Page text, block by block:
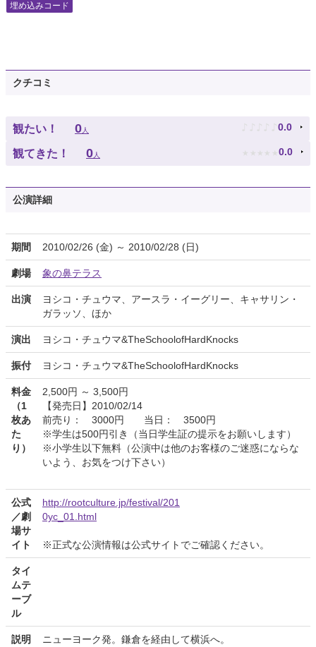
埋め込みコード
クチコミ
観たい！ 0人 ♪ ♪ ♪ ♪ ♪ 0.0
観てきた！ 0人 ★ ★ ★ ★ ★ 0.0
公演詳細
期間 2010/02/26 (金) ～ 2010/02/28 (日)
劇場 象の鼻テラス
出演
ヨシコ・チュウマ、アースラ・イーグリー、キャサリン・
ガラッソ、ほか
演出 ヨシコ・チュウマ&TheSchoolofHardKnocks
振付 ヨシコ・チュウマ&TheSchoolofHardKnocks
料金
（1
枚あ
た
り）
2,500円 ～ 3,500円
【発売日】2010/02/14
前売り： 3000円 当日： 3500円
※学生は500円引き（当日学生証の提示をお願いします）
※小学生以下無料（公演中は他のお客様のご迷惑にならな
いよう、お気をつけ下さい）
公式
／劇
場サ
イト
http://rootculture.jp/festival/201
0yc_01.html
※正式な公演情報は公式サイトでご確認ください。
タイ
ムテ
ーブ
ル
説明
ニューヨーク発。鎌倉を経由して横浜へ。